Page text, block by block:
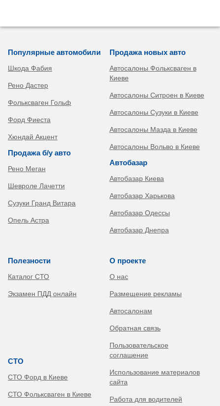
Популярные автомобили
Шкода Фабия
Рено Дастер
Фольксваген Гольф
Форд Фиеста
Хюндай Акцент
Продажа б/у авто
Рено Меган
Шевроле Лачетти
Сузуки Гранд Витара
Опель Астра
Продажа новых авто
Автосалоны Фольксваген в
Киеве
Автосалоны Ситроен в Киеве
Автосалоны Сузуки в Киеве
Автосалоны Мазда в Киеве
Автосалоны Вольво в Киеве
Автобазар
Автобазар Киева
Автобазар Харькова
Автобазар Одессы
Автобазар Днепра
Полезности
Каталог СТО
Экзамен ПДД онлайн
СТО
СТО Форд в Киеве
СТО Фольксваген в Киеве
О проекте
О нас
Размещение рекламы
Автосалонам
Обратная связь
Пользовательское
соглашение
Использование материалов
сайта
Работа для водителей